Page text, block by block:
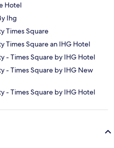
Hotel
Ihg
Times Square
Times Square an IHG Hotel
- Times Square by IHG Hotel
- Times Square by IHG New
- Times Square by IHG Hotel